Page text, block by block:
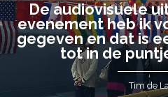
De audiovisuele
evenement heb ik
gegeven en dat is
tot in de
Tim de